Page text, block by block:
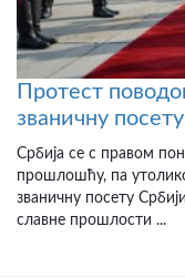
Протест
званичну
Србија се с правом
прошлошћу, па
званичну посету
славне прошлости ...